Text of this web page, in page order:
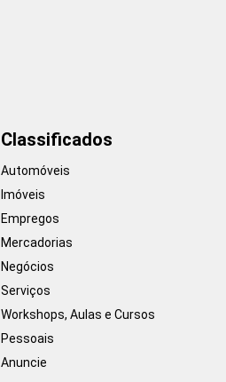
Classificados
Automóveis
Imóveis
Empregos
Mercadorias
Negócios
Serviços
Workshops, Aulas e Cursos
Pessoais
Anuncie